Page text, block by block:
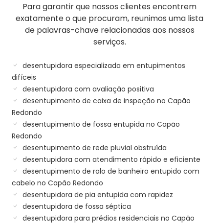
Para garantir que nossos clientes encontrem
exatamente o que procuram, reunimos uma lista
de palavras-chave relacionadas aos nossos
serviços.
desentupidora especializada em entupimentos
difíceis
desentupidora com avaliação positiva
desentupimento de caixa de inspeção no Capão
Redondo
desentupimento de fossa entupida no Capão
Redondo
desentupimento de rede pluvial obstruída
desentupidora com atendimento rápido e eficiente
desentupimento de ralo de banheiro entupido com
cabelo no Capão Redondo
desentupidora de pia entupida com rapidez
desentupidora de fossa séptica
desentupidora para prédios residenciais no Capão